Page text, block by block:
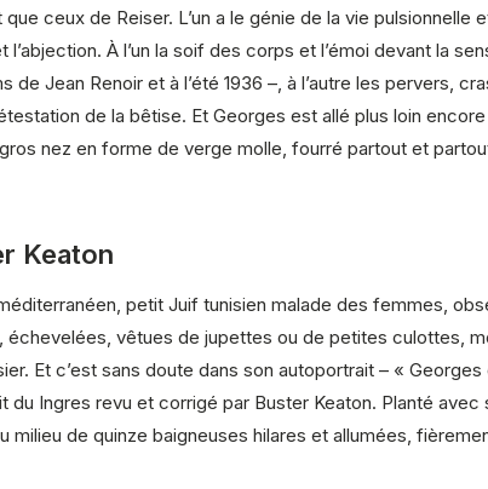
ceux de Reiser. L’un a le génie de la vie
À l’un la soif des corps et l’émoi devant la
Jean Renoir et à l’été 1936 –, à l’autre les pervers,
de la bêtise. Et Georges est allé plus loin
nez en forme de verge molle, fourré partout et
Keaton
petit Juif tunisien malade des femmes,
vêtues de jupettes ou de petites culottes,
Et c’est sans doute dans son autoportrait – «
du Ingres revu et corrigé par Buster Keaton. Planté
de quinze baigneuses hilares et allumées,